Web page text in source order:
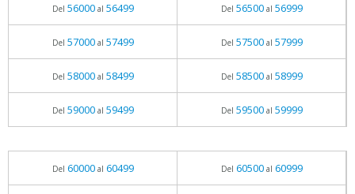
Del 56000al 56499 Del 56500al 56999
Del 57000al 57499 Del 57500al 57999
Del 58000al 58499 Del 58500al 58999
Del 59000al 59499 Del 59500al 59999
Del 60000al 60499 Del 60500al 60999